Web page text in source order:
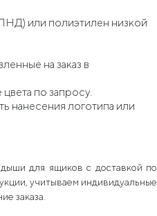
или полиэтилен низкой
на заказ в
по запросу.
нанесения логотипа или
для ящиков с доставкой по
учитываем индивидуальные
заказа.